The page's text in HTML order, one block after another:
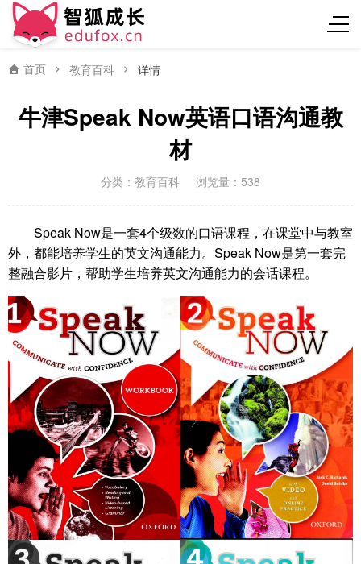
首页 教育百科 详情
牛津Speak Now英语口语沟通教
材
分类： 教育百科 浏览量：538
Speak Now是一套4个级数的口语课程，在课堂中与教室
外，都能培养学生的英文沟通能力。Speak Now是第一套完
整融合影片，帮助学生培养英文沟通能力的会话课程。